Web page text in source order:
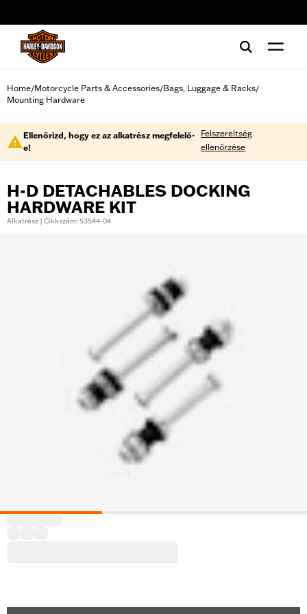
Home/Motorcycle Parts & Accessories/Bags, Luggage & Racks/
Mounting Hardware
Ellenőrizd, hogy ez az alkatrész megfelelő-
e!
Felszereltség
ellenőrzése
H-D DETACHABLES DOCKING
HARDWARE KIT
Alkatrész | Cikkszám: 53544-04